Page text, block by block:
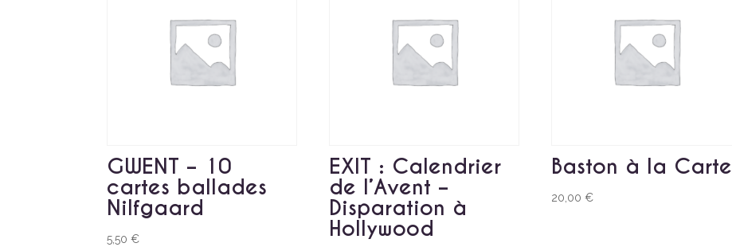
GWENT – 10
cartes ballades
Nilfgaard
5,50€
EXIT : Calendrier
de l’Avent –
Disparation à
Hollywood
Baston à la Carte
20,00€